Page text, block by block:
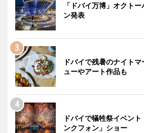
「ドバイ万博」オクト
ン発表
ドバイで残暑のナイト
ューやアート作品も
ドバイで犠牲祭イベン
ンクフォン」ショー